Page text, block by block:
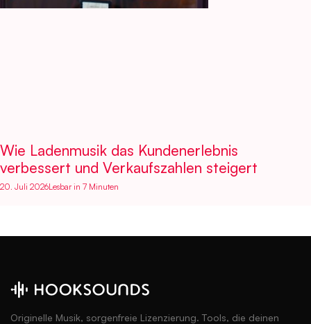
Wie Ladenmusik das Kundenerlebnis
verbessert und Verkaufszahlen steigert
20. Juli 2026Lesbar in 7 Minuten
Originelle Musik, sorgenfreie Lizenzierung. Tools, die deinen